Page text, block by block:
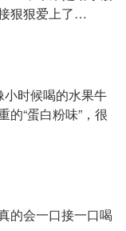
狠狠爱上了…
时候喝的水果牛
的“蛋白粉味”，很
的会一口接一口喝